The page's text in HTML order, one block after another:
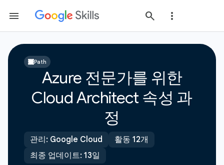
Path
Azure 전문가를 위한
Cloud Architect 속성 과
정
관리: Google Cloud
활동 12개
최종 업데이트: 13일